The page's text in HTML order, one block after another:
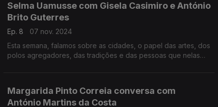
Selma Uamusse com Gisela Casimiro e António
Brito Guterres
Ep. 8
07 nov. 2024
Esta semana, falamos sobre as cidades, o papel das artes, dos
polos agregadores, das tradições e das pessoas que nelas
Margarida Pinto Correia conversa com
António Martins da Costa